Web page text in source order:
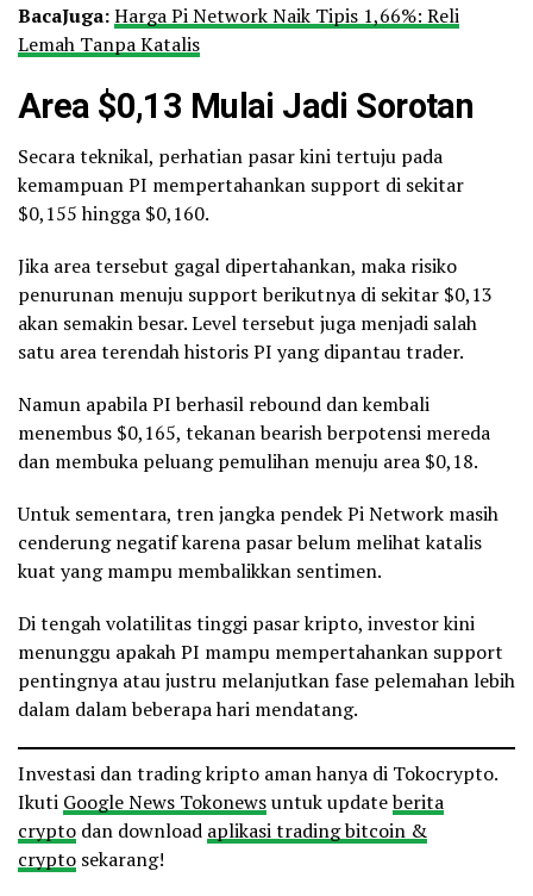
BacaJuga:Harga Pi Network Naik Tipis 1,66%: Reli
Lemah Tanpa Katalis
Area $0,13 Mulai Jadi Sorotan
Secara teknikal, perhatian pasar kini tertuju pada
kemampuan PI mempertahankan support di sekitar
$0,155 hingga $0,160.
Jika area tersebut gagal dipertahankan, maka risiko
penurunan menuju support berikutnya di sekitar $0,13
akan semakin besar. Level tersebut juga menjadi salah
satu area terendah historis PI yang dipantau trader.
Namun apabila PI berhasil rebound dan kembali
menembus $0,165, tekanan bearish berpotensi mereda
dan membuka peluang pemulihan menuju area $0,18.
Untuk sementara, tren jangka pendek Pi Network masih
cenderung negatif karena pasar belum melihat katalis
kuat yang mampu membalikkan sentimen.
Di tengah volatilitas tinggi pasar kripto, investor kini
menunggu apakah PI mampu mempertahankan support
pentingnya atau justru melanjutkan fase pelemahan lebih
dalam dalam beberapa hari mendatang.
Investasi dan trading kripto aman hanya di Tokocrypto.
Ikuti Google News Tokonewsuntuk updateberita
crypto dan download aplikasi trading bitcoin &
crypto sekarang!